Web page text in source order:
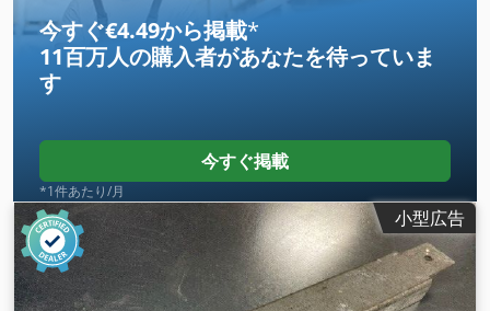
今すぐ€4.49から掲載*
11百万人の購入者があなたを待っていま
す
今すぐ掲載
*1件あたり/月
小型広告